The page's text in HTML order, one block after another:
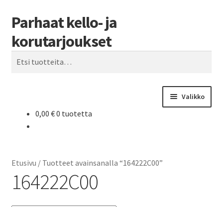
Siirry
navigointiin
Siirry
sisältöön
Parhaat kello- ja
korutarjoukset
Haku
Valikko
0,00 €0 tuotetta
Etusivu / Tuotteet avainsanalla “164222C00”
164222C00